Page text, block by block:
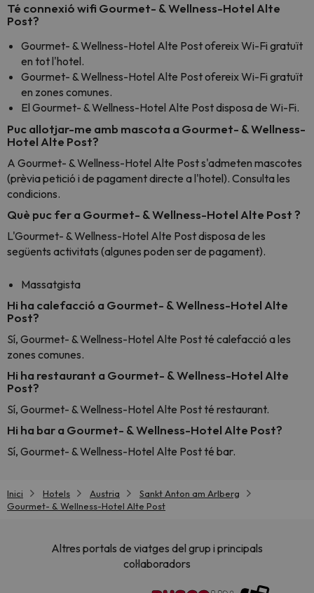
Té connexió wifi Gourmet- & Wellness-Hotel Alte
Post?
Gourmet- & Wellness-Hotel Alte Post ofereix Wi-Fi gratuït
en tot l'hotel.
Gourmet- & Wellness-Hotel Alte Post ofereix Wi-Fi gratuït
en zones comunes.
El Gourmet- & Wellness-Hotel Alte Post disposa de Wi-Fi.
Puc allotjar-me amb mascota a Gourmet- & Wellness-
Hotel Alte Post?
A Gourmet- & Wellness-Hotel Alte Post s'admeten mascotes
(prèvia petició i de pagament directe a l'hotel). Consulta les
condicions.
Què puc fer a Gourmet- & Wellness-Hotel Alte Post ?
L'Gourmet- & Wellness-Hotel Alte Post disposa de les
següents activitats (algunes poden ser de pagament).
Massatgista
Hi ha calefacció a Gourmet- & Wellness-Hotel Alte
Post?
Sí, Gourmet- & Wellness-Hotel Alte Post té calefacció a les
zones comunes.
Hi ha restaurant a Gourmet- & Wellness-Hotel Alte
Post?
Sí, Gourmet- & Wellness-Hotel Alte Post té restaurant.
Hi ha bar a Gourmet- & Wellness-Hotel Alte Post?
Sí, Gourmet- & Wellness-Hotel Alte Post té bar.
Inici Hotels Austria
Sankt Anton am Arlberg
Gourmet- & Wellness-Hotel Alte Post
Altres portals de viatges del grup i principals
col·laboradors